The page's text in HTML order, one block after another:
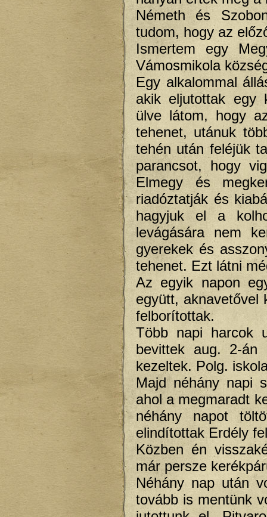
Németh és
tudom, hogy az
Ismertem egy
Vámosmikola
Egy alkalommal
akik eljutottak egy
ülve látom, hogy
tehenet, utánuk
tehén után feléjük
parancsot, hogy
Elmegy és
riadóztatják és
hagyjuk el a
levágására nem
gyerekek és
tehenet. Ezt látni
Az egyik napon
együtt, aknavetővel
felborítottak.
Több napi harcok
bevittek aug. 2-án
kezeltek. Polg.
Majd néhány napi
ahol a megmaradt
néhány napot
elindítottak Erdély
Közben én
már persze
Néhány nap után
tovább is mentünk